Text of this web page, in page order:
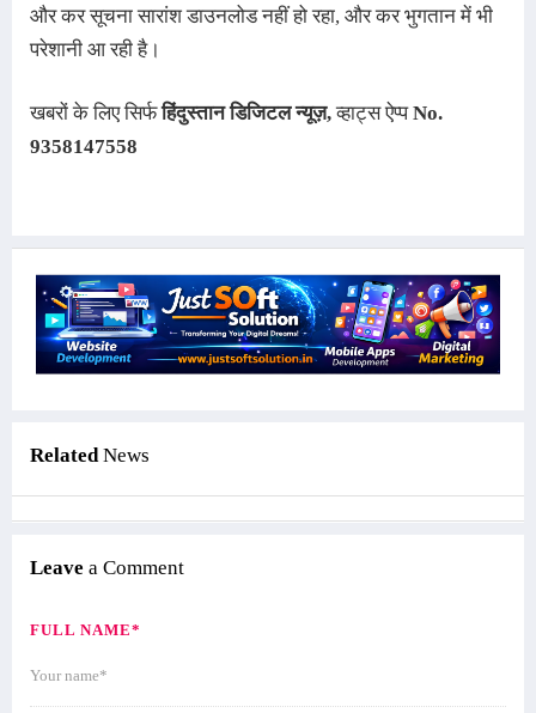
और कर सूचना सारांश डाउनलोड नहीं हो रहा, और कर भुगतान में भी
परेशानी आ रही है।
खबरोंके लिए सिर्फ हिंदुस्तान डिजिटल न्यूज़,व्हाट्स ऐप्प No.
9358147558
Related News
Leave a Comment
FULL NAME*